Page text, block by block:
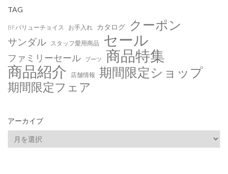
TAG
BFバリューチョイス お手入れ カタログ クーポン
サンダル スタッフ愛用商品 セール
ファミリーセール ブーツ 商品特集
商品紹介 店舗情報 期間限定ショップ
期間限定フェア
アーカイブ
ー